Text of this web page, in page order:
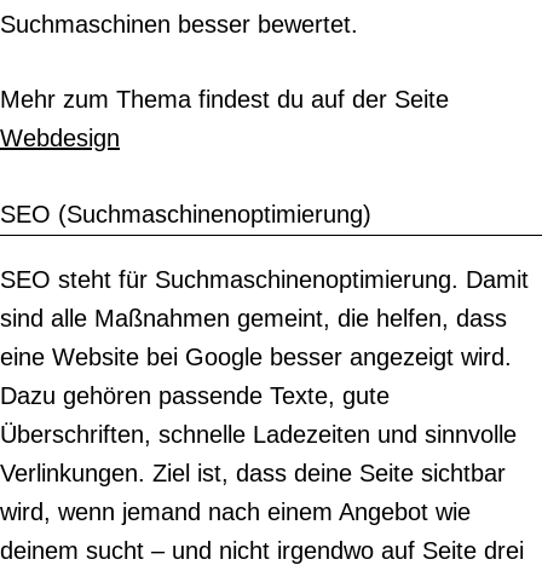
Suchmaschinen besser bewertet.
Mehr zum Thema findest du auf der Seite
Webdesign
SEO (Suchmaschinenoptimierung)
SEO steht für Suchmaschinenoptimierung. Damit
sind alle Maßnahmen gemeint, die helfen, dass
eine Website bei Google besser angezeigt wird.
Dazu gehören passende Texte, gute
Überschriften, schnelle Ladezeiten und sinnvolle
Verlinkungen. Ziel ist, dass deine Seite sichtbar
wird, wenn jemand nach einem Angebot wie
deinem sucht – und nicht irgendwo auf Seite drei